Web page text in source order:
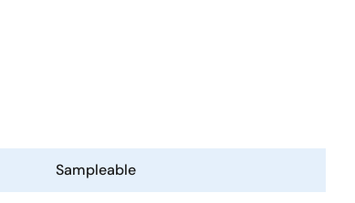
Sampleable